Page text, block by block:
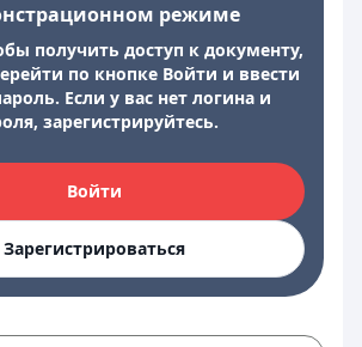
режиме
получить доступ к документу,
по кнопке Войти и ввести
Если у вас нет логина и
зарегистрируйтесь.
Войти
Зарегистрироваться